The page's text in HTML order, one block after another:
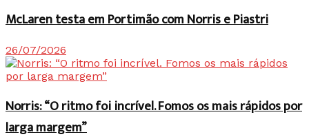
McLaren testa em Portimão com Norris e Piastri
26/07/2026
Norris: “O ritmo foi incrível. Fomos os mais rápidos por
larga margem”